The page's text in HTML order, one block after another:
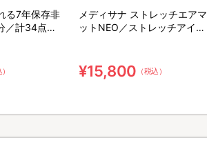
る7年保存非
／計34点セ
メディサナ ストレッチエアマ
ットNEO／ストレッチアイテ
¥15,800 （税込）